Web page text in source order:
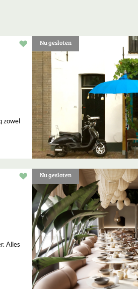
Nu gesloten
Restaurant toevoegen aan favorieten
zowel
Nu gesloten
Restaurant toevoegen aan favorieten
Alles